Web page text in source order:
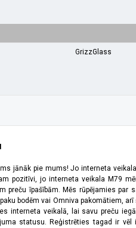
GrizzGlass
jānāk pie mums! Jo interneta
pozitīvi, jo interneta veikala M79
preču īpašībām. Mēs rūpējamies
bodēm vai Omniva pakomātiem,
interneta veikalā, lai savu preču
statusu. Reģistrēties tagad ir